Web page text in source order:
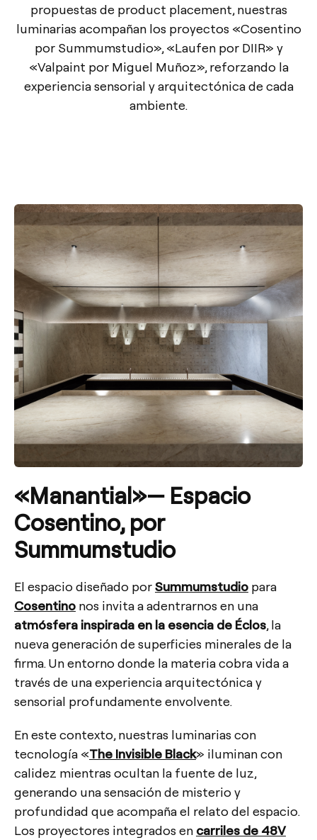
propuestas de product placement, nuestras
luminarias acompañan los proyectos «Cosentino
por Summumstudio», «Laufen por DIIR» y
«Valpaint por Miguel Muñoz», reforzando la
experiencia sensorial y arquitectónica de cada
ambiente.
«Manantial»— Espacio
Cosentino, por
Summumstudio
El espacio diseñado porSummumstudio para
Cosentino nos invita a adentrarnos en una
atmósfera inspirada en la esencia de Éclos, la
nueva generación de superficies minerales de la
firma. Un entorno donde la materia cobra vida a
través de una experiencia arquitectónica y
sensorial profundamente envolvente.
En este contexto, nuestras luminarias con
tecnología «The Invisible Black» iluminan con
calidez mientras ocultan la fuente de luz,
generando una sensación de misterio y
profundidad que acompaña el relato del espacio.
Los proyectores integrados en carriles de 48V